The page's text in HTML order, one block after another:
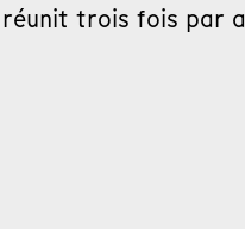
trois fois